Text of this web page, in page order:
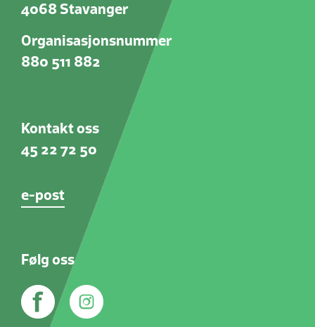
4068 Stavanger
Organisasjonsnummer
880 511 882
Kontakt oss
45 22 72 50
e-post
Følg oss